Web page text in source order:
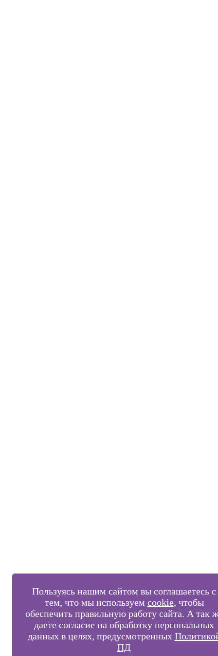
Пользуясь нашим сайтом вы соглашаетесь с
тем, что мы используем cookie, чтобы
обеспечить правильную работу сайта. А так
даете согласие на обработку персональных
данных в целях, предусмотренных
ПД